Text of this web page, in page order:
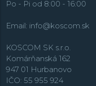
Po - Pi od 8:00 - 16:00
Email: info@koscom.sk
KOSCOM SK s.r.o.
Komárňanská 162
947 01 Hurbanovo
IČO: 55 955 924